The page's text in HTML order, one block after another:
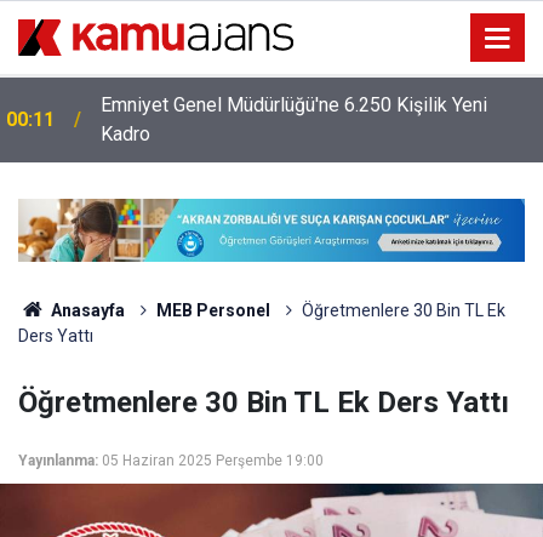
00:11
Emniyet Genel Müdürlüğü'ne 6.250 Kişilik Yeni
Kadro
Anasayfa MEB Personel
Öğretmenlere 30 Bin TL Ek
Ders Yattı
Öğretmenlere 30 Bin TL Ek Ders Yattı
Yayınlanma: 05 Haziran 2025 Perşembe 19:00